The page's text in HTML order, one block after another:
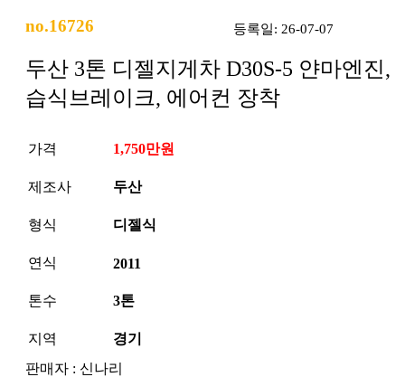
no.16726 등록일: 26-07-07
두산 3톤 디젤지게차 D30S-5 얀마엔진,
습식브레이크, 에어컨 장착
가격 1,750만원
제조사 두산
형식 디젤식
연식 2011
톤수 3톤
지역
경기
판매자 : 신나리